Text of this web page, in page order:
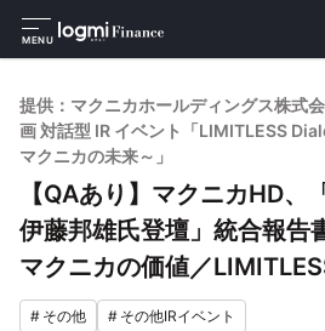
MENU
提供：マクニカホールディングス株式
画 対話型 IR イベント「LIMITLESS
マクニカの未来～」
【QAあり】マクニカHD、
伊藤邦雄氏登壇」統合報告
マクニカの価値／
# その他 # その他IRイベント